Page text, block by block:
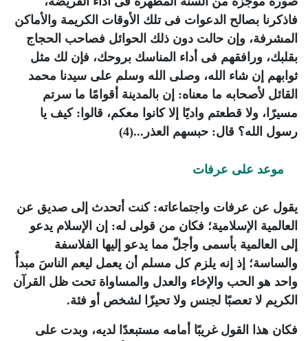
فاذكرنا بصالح الدعوات فى تلك الأوقات الكريمة والأماكن
المشرفة، وإن حالت دون ذلك الحوائل فصاحب الحجاج
بقلبك، ورافقهم فى أداء المناسك بروحك، فإن لك مثل
ثوابهم إن شاء الله، وصلى الله وسلم على سيدنا محمد
القائل لأصحابه ما معناه: إن بالمدينة أقوامًا ما سرتم
مسيرًا، ولا قطعتم واديًا إلا كانوا معكم، قالوا: كيف يا
رسول الله؟ قال: حبسهم العذر...(4)
موعد على عرفات
يقول عن عرفات واجتماعاته: كنت أتحدث إلى صديق عن
العالمية الإسلامية؛ فكان من قولى له: إن الإسلام يدعو
إلى العالمية بأسمى وأجلّ مما يدعو إليها الفلاسفة
والساسة؛ إذ إنه يلزم كل مسلم أن يعمل ليعم الناسَ مبدأٌ
واحد هو الحب والإخاء والعدل والمساواة تحت ظل القرآن
الكريم لا تعصبًا لجنس ولا تحيزًا لشخص أو فئة.
فكان هذا القول غريبًا أمامه مستبعدًا لديه، وبدت على